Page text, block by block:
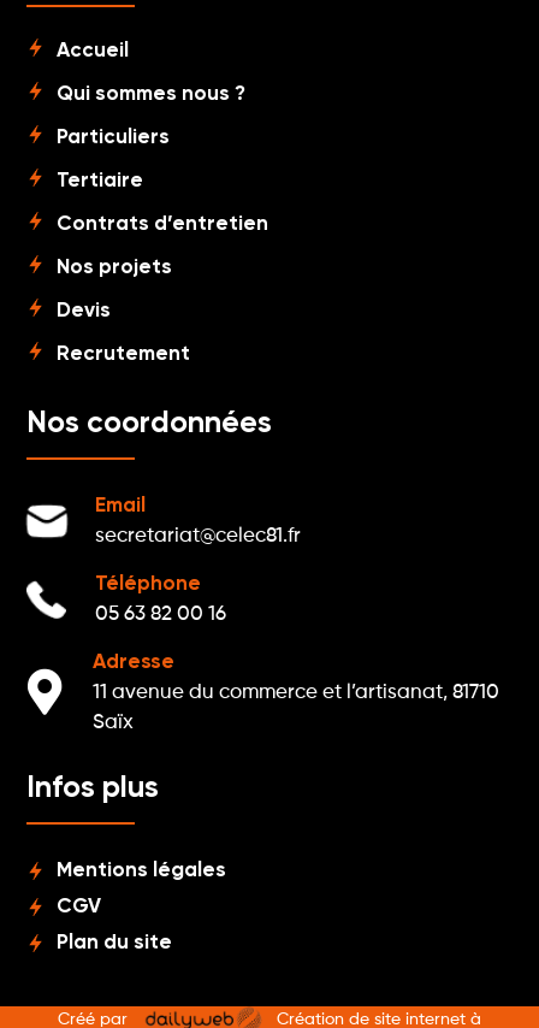
Accueil
Qui sommes nous ?
Particuliers
Tertiaire
Contrats d’entretien
Nos projets
Devis
Recrutement
Nos coordonnées
Email
secretariat@celec81.fr
Téléphone
05 63 82 00 16

Adresse
11 avenue du commerce et l’artisanat, 81710
Saïx
Infos plus
Mentions légales
CGV
Plan du site
Créé par Création de site internet à